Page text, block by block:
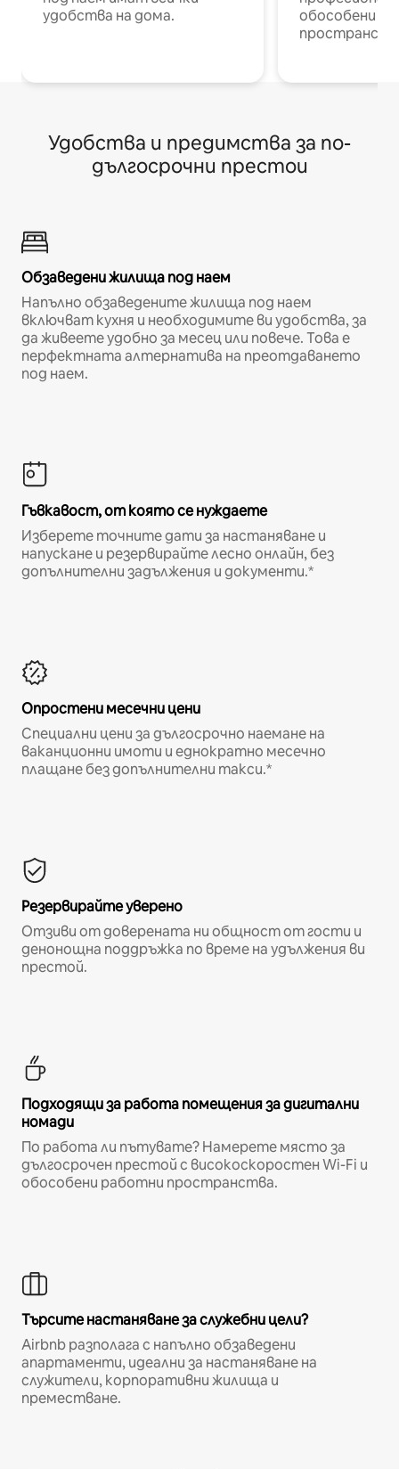
удобства на дома.
обособени
Удобства и предимства за по-
дългосрочни престои
Обзаведени жилища под наем
Напълно обзаведените жилища под наем
включват кухня и необходимите ви удобства, за
да живеете удобно за месец или повече. Това е
перфектната алтернатива на преотдаването
под наем.
Гъвкавост, от която се нуждаете
Изберете точните дати за настаняване и
напускане и резервирайте лесно онлайн, без
допълнителни задължения и документи.*
Опростени месечни цени
Специални цени за дългосрочно наемане на
ваканционни имоти и еднократно месечно
плащане без допълнителни такси.*
Резервирайте уверено
Отзиви от доверената ни общност от гости и
денонощна поддръжка по време на удължения ви
престой.
Подходящи за работа помещения за дигитални
номади
По работа ли пътувате? Намерете място за
дългосрочен престой с високоскоростен Wi-Fi и
обособени работни пространства.
Търсите настаняване за служебни цели?
Airbnb разполага с напълно обзаведени
апартаменти, идеални за настаняване на
служители, корпоративни жилища и
преместване.